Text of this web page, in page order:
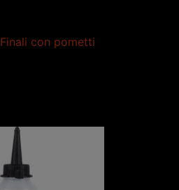
con pometti